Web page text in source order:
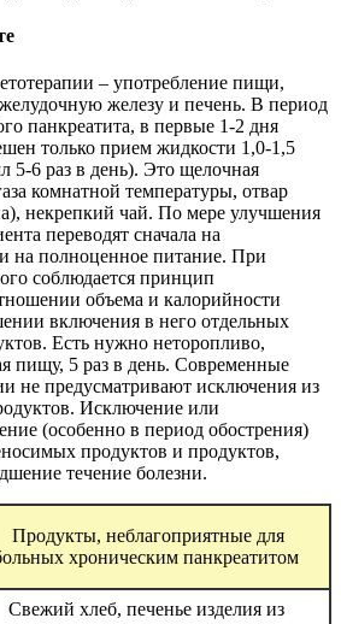
– употребление пищи,
железу и печень. В период
панкреатита, в первые 1-2 дня
только прием жидкости 1,0-1,5
5-6 раз в день). Это щелочная
комнатной температуры, отвар
некрепкий чай. По мере улучшения
переводят сначала на
на полноценное питание. При
соблюдается принцип
объема и калорийности
включения в него отдельных
Есть нужно неторопливо,
пищу, 5 раз в день. Современные
не предусматривают исключения из
Исключение или
(особенно в период обострения)
продуктов и продуктов,
течение болезни.
Продукты, неблагоприятные для
хроническим панкреатитом
Свежий хлеб, печенье изделия из